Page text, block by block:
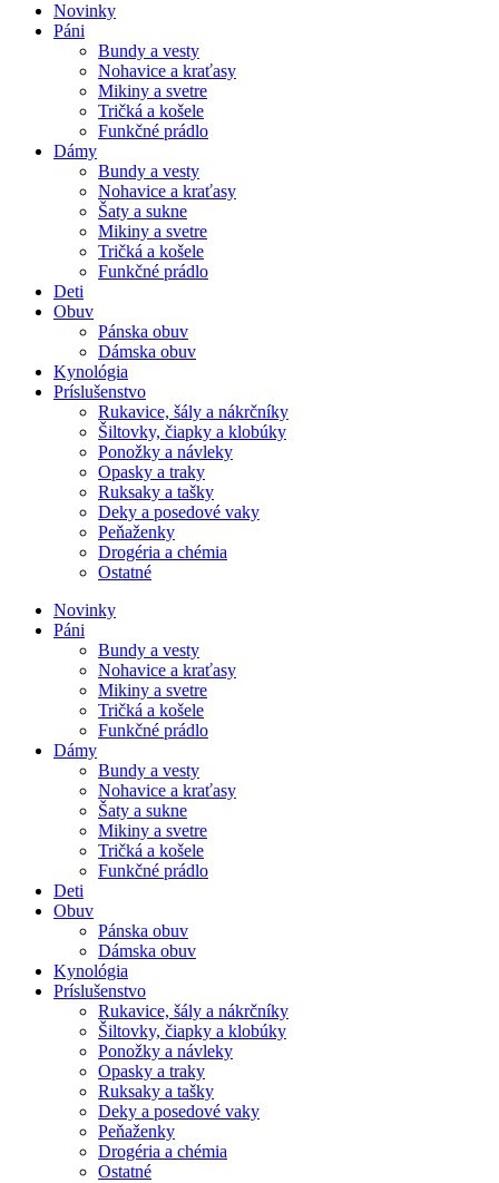
Novinky
Páni
Bundy a vesty
Nohavice a kraťasy
Mikiny a svetre
Tričká a košele
Funkčné prádlo
Dámy
Bundy a vesty
Nohavice a kraťasy
Šaty a sukne
Mikiny a svetre
Tričká a košele
Funkčné prádlo
Deti
Obuv
Pánska obuv
Dámska obuv
Kynológia
Príslušenstvo
Rukavice, šály a nákrčníky
Šiltovky, čiapky a klobúky
Ponožky a návleky
Opasky a traky
Ruksaky a tašky
Deky a posedové vaky
Peňaženky
Drogéria a chémia
Ostatné
Novinky
Páni
Bundy a vesty
Nohavice a kraťasy
Mikiny a svetre
Tričká a košele
Funkčné prádlo
Dámy
Bundy a vesty
Nohavice a kraťasy
Šaty a sukne
Mikiny a svetre
Tričká a košele
Funkčné prádlo
Deti
Obuv
Pánska obuv
Dámska obuv
Kynológia
Príslušenstvo
Rukavice, šály a nákrčníky
Šiltovky, čiapky a klobúky
Ponožky a návleky
Opasky a traky
Ruksaky a tašky
Deky a posedové vaky
Peňaženky
Drogéria a chémia
Ostatné